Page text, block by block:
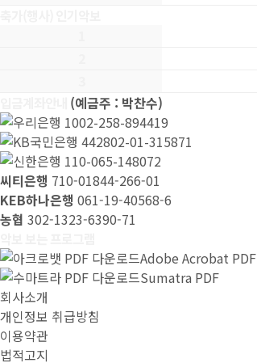
(예금주 : 박찬수)
1002-258-894419
442802-01-315871
110-065-148072
씨티은행 710-01844-266-01
KEB하나은행 061-19-40568-6
농협 302-1323-6390-71
Adobe Acrobat PDF
Sumatra PDF
회사소개
개인정보 취급방침
이용약관
법적고지